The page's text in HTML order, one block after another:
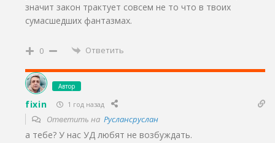
значит закон трактует совсем не то что в твоих
сумасшедших фантазмах.
0 Ответить
Автор
fixin 1 год назад
Ответить на Руслансруслан
а тебе? У нас УД любят не возбуждать.